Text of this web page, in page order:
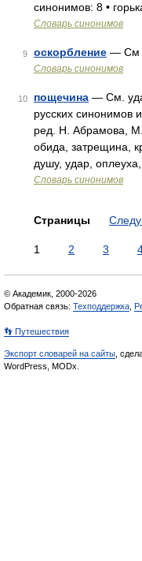
синонимов: 8 •
Словарь синонимов
9 оскорбление — См
Словарь синонимов
10 пощечина — См.
русских синонимов
ред. Н. Абрамова,
обида, затрещина,
душу, удар,
Словарь синонимов
Страницы
1 2 3
© Академик, 2000-2026
Обратная связь: Техподдержка
👣 Путешествия
Экспорт словарей на сайты ,
WordPress, MODx.